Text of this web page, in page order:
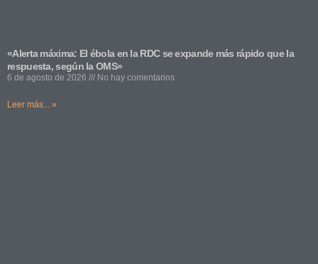
«Alerta máxima: El ébola en la RDC se expande más rápido que la
respuesta, según la OMS»
6 de agosto de 2026 No hay comentarios
Leer más... »